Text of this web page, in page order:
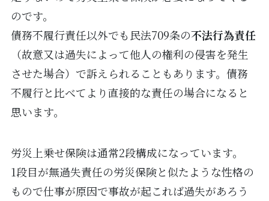
のです。
債務不履行責任以外でも民法709条の不法行為責任
（故意又は過失によって他人の権利の侵害を発生
させた場合）で訴えられることもあります。債務
不履行と比べてより直接的な責任の場合になると
思います。
労災上乗せ保険は通常2段構成になっています。
1段目が無過失責任の労災保険と似たような性格の
もので仕事が原因で事故が起これば過失があろう